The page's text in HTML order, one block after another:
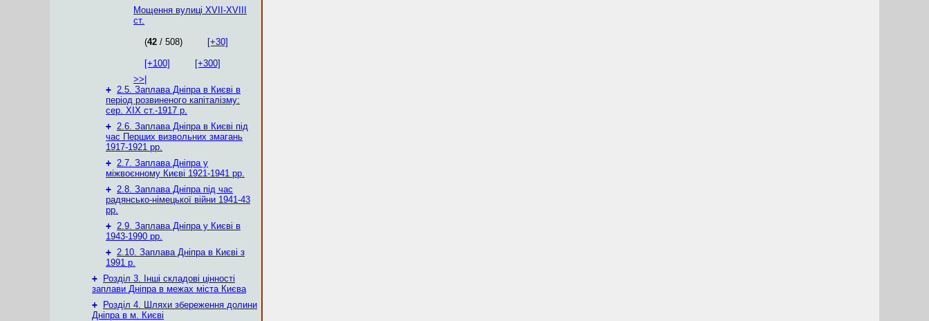
Мощення вулиці XVII-XVIII
ст.
(42 / 508) [+30]
[+100]
[+300]
>>|
+ 2.5. Заплава Дніпра в Києві в
період розвиненого капіталізму:
сер. ХІХ ст.-1917 р.
+ 2.6. Заплава Дніпра в Києві під
час Перших визвольних змагань
1917-1921 рр.
+ 2.7. Заплава Дніпра у
міжвоєнному Києві 1921-1941 рр.
+ 2.8. Заплава Дніпра під час
радянсько-німецької війни 1941-43
рр.
+ 2.9. Заплава Дніпра у Києві в
1943-1990 рр.
+ 2.10. Заплава Дніпра в Києві з
1991 р.
+
Розділ 3. Інші складові цінності
заплави Дніпра в межах міста Києва
+
Розділ 4. Шляхи збереження долини
Дніпра в м. Києві